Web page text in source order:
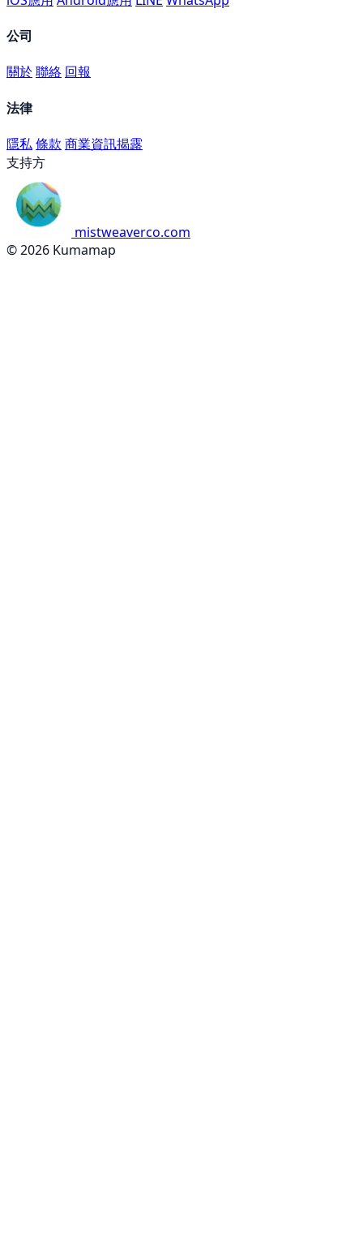
公司
關於聯絡 回報
法律
隱私條款 商業資訊揭露
支持方
mistweaverco.com
© 2026 Kumamap